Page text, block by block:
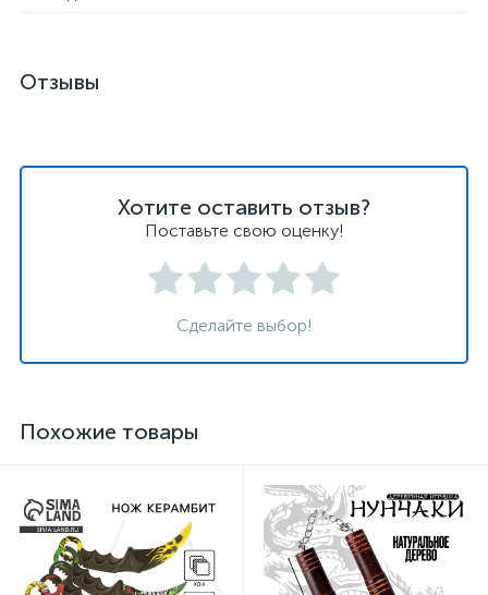
Отзывы
Хотите оставить отзыв?
Поставьте свою оценку!
Сделайте выбор!
Похожие товары